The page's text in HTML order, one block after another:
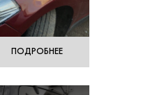
ПОДРОБНЕЕ